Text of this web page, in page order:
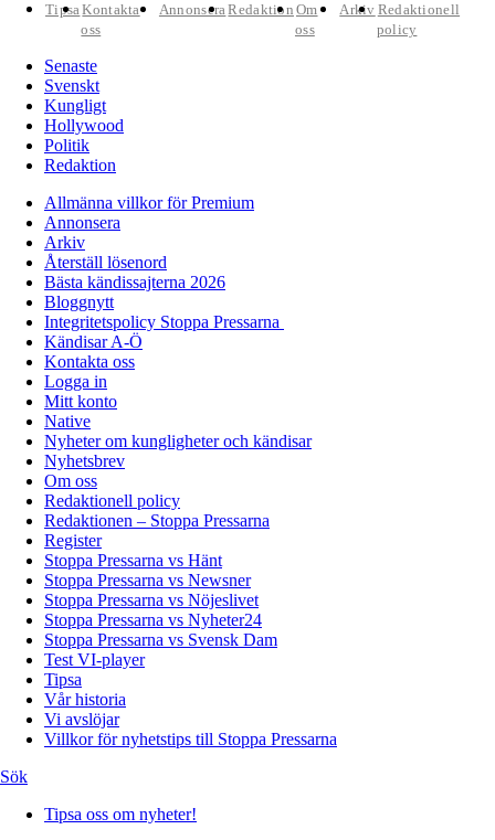
TipsaKontakta
oss
AnnonseraRedaktion Om
oss
Arkiv Redaktionell
policy
Senaste
Svenskt
Kungligt
Hollywood
Politik
Redaktion
Allmänna villkor för Premium
Annonsera
Arkiv
Återställ lösenord
Bästa kändissajterna 2026
Bloggnytt
Integritetspolicy Stoppa Pressarna
Kändisar A-Ö
Kontakta oss
Logga in
Mitt konto
Native
Nyheter om kungligheter och kändisar
Nyhetsbrev
Om oss
Redaktionell policy
Redaktionen – Stoppa Pressarna
Register
Stoppa Pressarna vs Hänt
Stoppa Pressarna vs Newsner
Stoppa Pressarna vs Nöjeslivet
Stoppa Pressarna vs Nyheter24
Stoppa Pressarna vs Svensk Dam
Test VI-player
Tipsa
Vår historia
Vi avslöjar
Villkor för nyhetstips till Stoppa Pressarna
Sök
Tipsa oss om nyheter!